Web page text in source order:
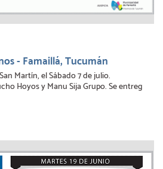
- Famaillá, Tucumán
Martín, el Sábado 7 de julio.
Hoyos y Manu Sija Grupo. Se entreg